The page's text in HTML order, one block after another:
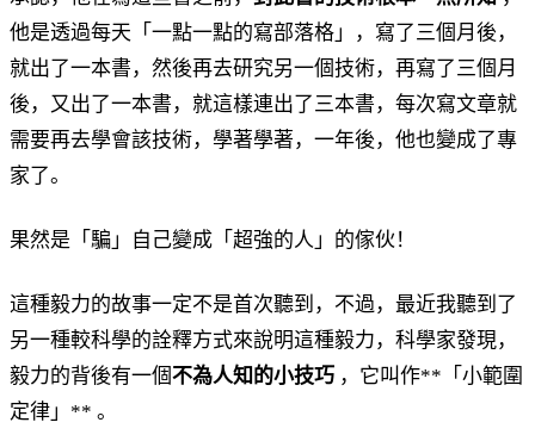
他是透過每天「一點一點的寫部落格」，寫了三個月後，
就出了一本書，然後再去研究另一個技術，再寫了三個月
後，又出了一本書，就這樣連出了三本書，每次寫文章就
需要再去學會該技術，學著學著，一年後，他也變成了專
家了。
果然是「騙」自己變成「超強的人」的傢伙！
這種毅力的故事一定不是首次聽到，不過，最近我聽到了
另一種較科學的詮釋方式來說明這種毅力，科學家發現，
毅力的背後有一個不為人知的小技巧 ，它叫作**「小範圍
定律」** 。